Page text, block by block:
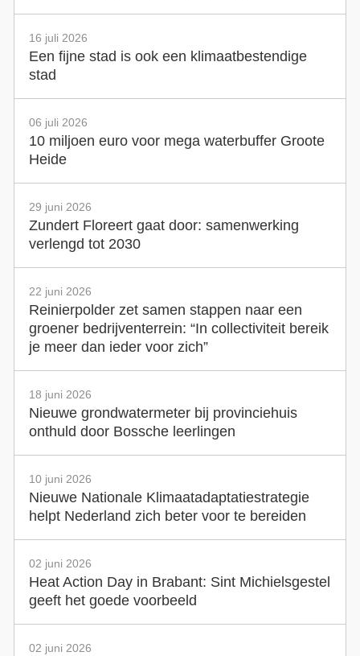
16 juli 2026
Een fijne stad is ook een klimaatbestendige
stad
06 juli 2026
10 miljoen euro voor mega waterbuffer Groote
Heide
29 juni 2026
Zundert Floreert gaat door: samenwerking
verlengd tot 2030
22 juni 2026
Reinierpolder zet samen stappen naar een
groener bedrijventerrein: “In collectiviteit bereik
je meer dan ieder voor zich”
18 juni 2026
Nieuwe grondwatermeter bij provinciehuis
onthuld door Bossche leerlingen
10 juni 2026
Nieuwe Nationale Klimaatadaptatiestrategie
helpt Nederland zich beter voor te bereiden
02 juni 2026
Heat Action Day in Brabant: Sint Michielsgestel
geeft het goede voorbeeld
02 juni 2026